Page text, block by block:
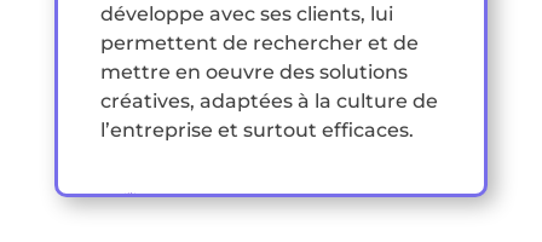
développe avec ses clients, lui
permettent de rechercher et de
mettre en oeuvre des solutions
créatives, adaptées à la culture de
l’entreprise et surtout efficaces.